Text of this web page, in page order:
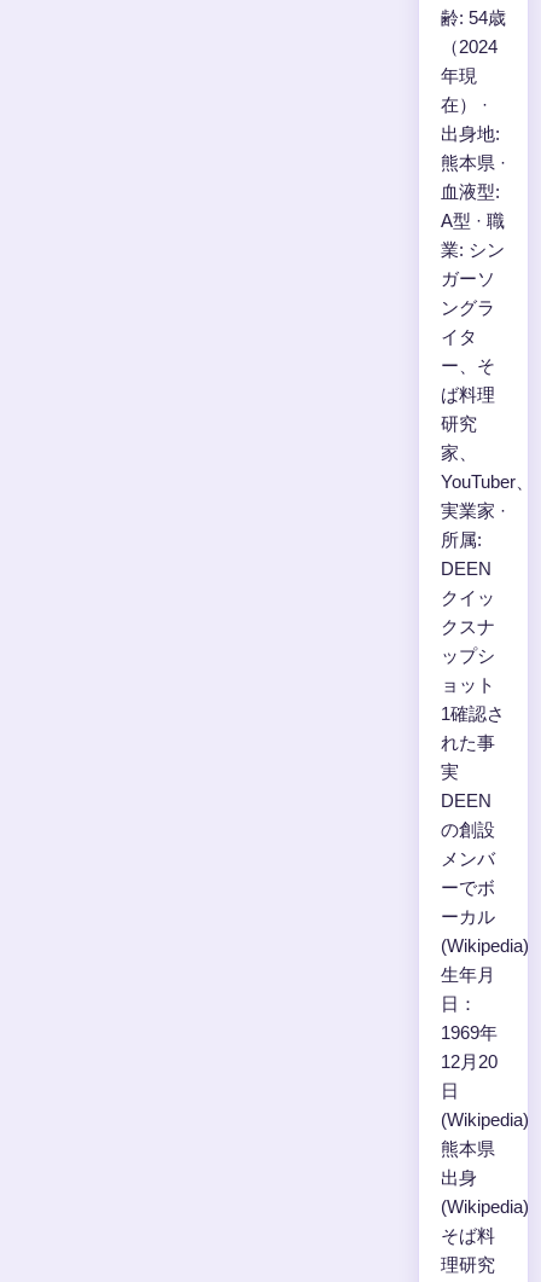
齢: 54歳
（2024
年現
在） ·
出身地:
熊本県 ·
血液型:
A型 · 職
業: シン
ガーソ
ングラ
イタ
ー、そ
ば料理
研究
家、
YouTuber、
実業家 ·
所属:
DEEN
クイッ
クスナ
ップシ
ョット
1確認さ
れた事
実
DEEN
の創設
メンバ
ーでボ
ーカル
(Wikipedia)
生年月
日：
1969年
12月20
日
(Wikipedia)
熊本県
出身
(Wikipedia)
そば料
理研究